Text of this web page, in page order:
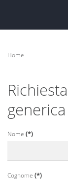
Home
generica
Nome (*)
Cognome (*)